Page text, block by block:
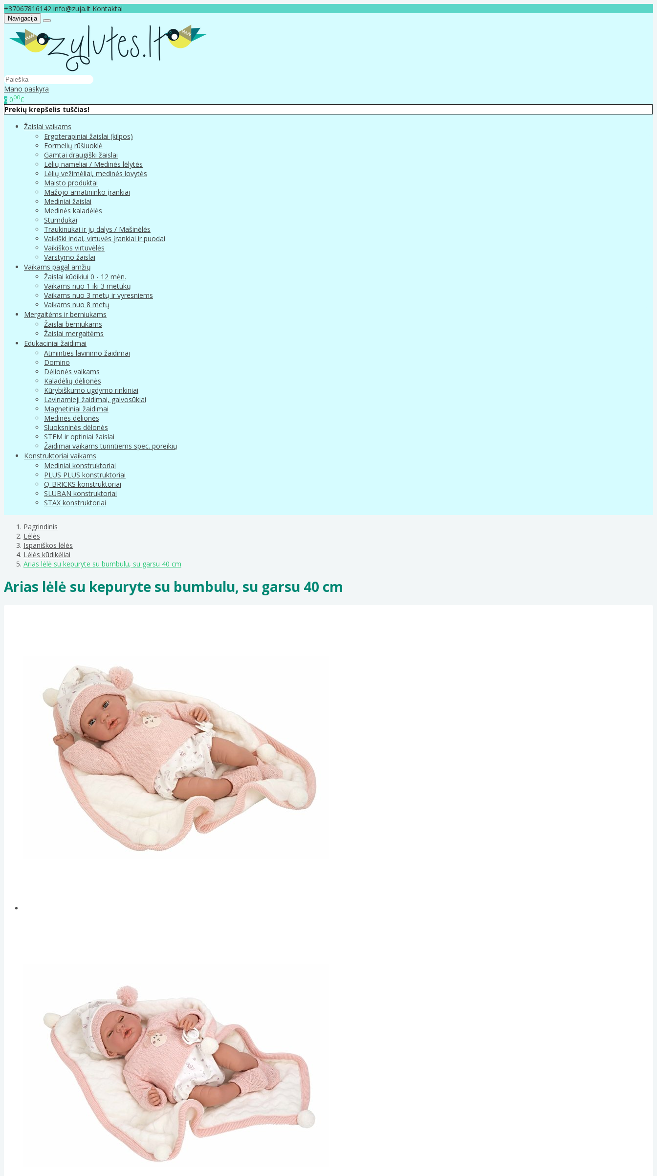
+37067816142 info@zuja.lt Kontaktai
Navigacija
Mano paskyra
0 000€
Prekių krepšelis tuščias!
Žaislai vaikams
Ergoterapiniai žaislai (kilpos)
Formelių rūšiuoklė
Gamtai draugiški žaislai
Lėlių nameliai / Medinės lėlytės
Lėlių vežimėliai, medinės lovytės
Maisto produktai
Mažojo amatininko įrankiai
Mediniai žaislai
Medinės kaladėlės
Stumdukai
Traukinukai ir jų dalys / Mašinėlės
Vaikiški indai, virtuvės įrankiai ir puodai
Vaikiškos virtuvėlės
Varstymo žaislai
Vaikams pagal amžių
Žaislai kūdikiui 0 - 12 mėn.
Vaikams nuo 1 iki 3 metukų
Vaikams nuo 3 metų ir vyresniems
Vaikams nuo 8 metų
Mergaitėms ir berniukams
Žaislai berniukams
Žaislai mergaitėms
Edukaciniai žaidimai
Atminties lavinimo žaidimai
Domino
Dėlionės vaikams
Kaladėlių dėlionės
Kūrybiškumo ugdymo rinkiniai
Lavinamieji žaidimai, galvosūkiai
Magnetiniai žaidimai
Medinės dėlionės
Sluoksninės dėlonės
STEM ir optiniai žaislai
Žaidimai vaikams turintiems spec. poreikių
Konstruktoriai vaikams
Mediniai konstruktoriai
PLUS PLUS konstruktoriai
Q-BRICKS konstruktoriai
SLUBAN konstruktoriai
STAX konstruktoriai
Pagrindinis
Lėlės
Ispaniškos lėlės
Lėlės kūdikėliai
Arias lėlė su kepuryte su bumbulu, su garsu 40 cm
Arias lėlė su kepuryte su bumbulu, su garsu 40 cm